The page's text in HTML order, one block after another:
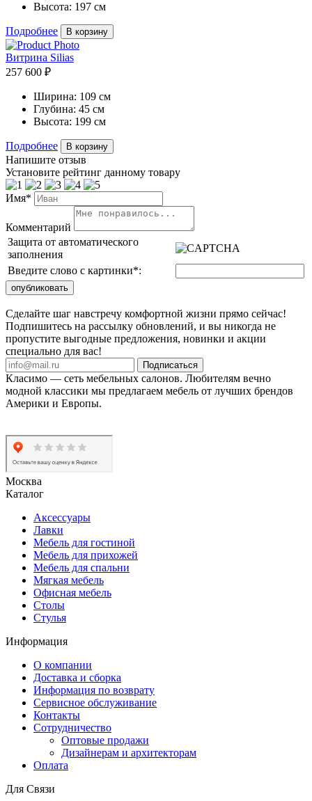
Высота: 197 см
Подробнее В корзину
Витрина Silias
257 600 ₽
Ширина: 109 см
Глубина: 45 см
Высота: 199 см
Подробнее В корзину
Напишите отзыв
Установите рейтинг данному товару
Имя*
Комментарий
Защита от автоматического
заполнения
Введите слово с картинки*:
Сделайте шаг навстречу комфортной жизни прямо сейчас!
Подпишитесь на рассылку обновлений, и вы никогда не
пропустите выгодные предложения, новинки и акции
специально для вас!
Подписаться
Класимо — cеть мебельных салонов. Любителям вечно
модной классики мы предлагаем мебель от лучших брендов
Америки и Европы.
Москва
Каталог
Аксессуары
Лавки
Мебель для гостиной
Мебель для прихожей
Мебель для спальни
Мягкая мебель
Офисная мебель
Столы
Стулья
Информация
О компании
Доставка и сборка
Информация по возврату
Сервисное обслуживание
Контакты
Сотрудничество
Оптовые продажи
Дизайнерам и архитекторам
Оплата
Для Связи